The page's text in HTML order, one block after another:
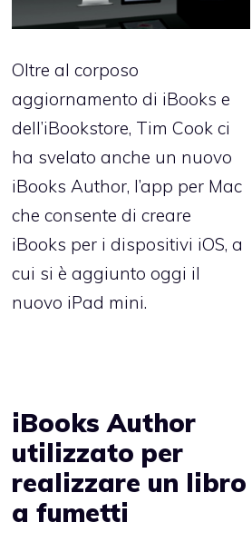
Oltre al corposo
aggiornamento di iBooks e
dell’iBookstore, Tim Cook ci
ha svelato anche un nuovo
iBooks Author, l’app per Mac
che consente di creare
iBooks per i dispositivi iOS, a
cui si è aggiunto oggi il
nuovo iPad mini.
iBooks Author
utilizzato per
realizzare un libro
a fumetti